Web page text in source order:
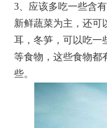
3、应该多吃一些含
新鲜蔬菜为主，还可
耳，冬笋，可以吃一
等食物，这些食物都
些。